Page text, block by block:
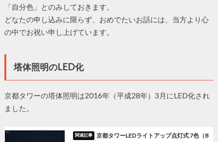
「自分色」とのみしておきます。
どなたの申し込みに限らず、おめでたいお話には、当方より心
の中でお祝い申し上げています。
塔体照明のLED化
京都タワーの塔体照明は2016年（平成28年）3月にLED化され
ました。
京都タワーLEDライトアップ点灯式 7色（8